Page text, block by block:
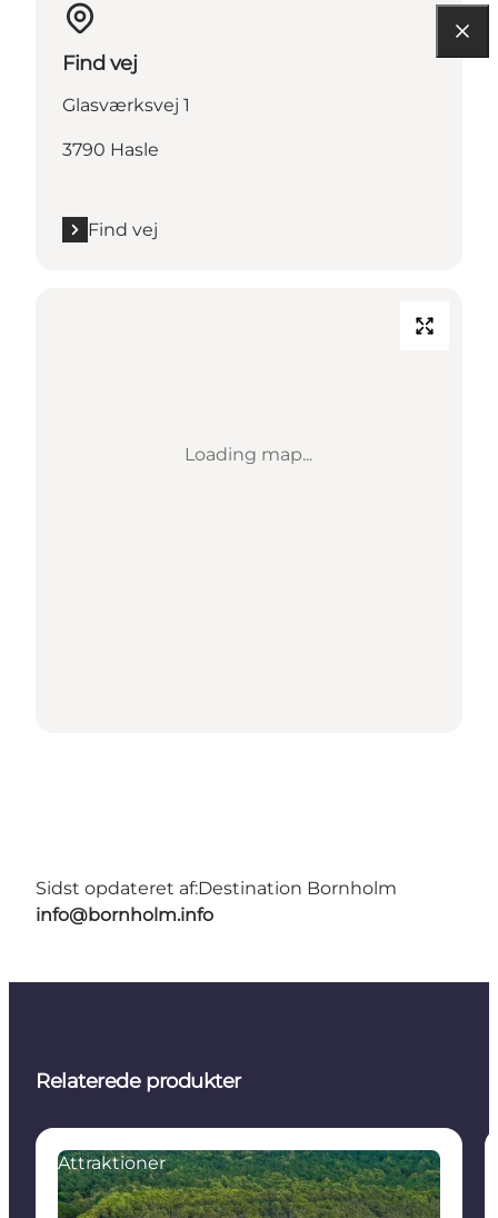
Find vej
Glasværksvej 1
3790 Hasle
Find vej
Loading map...
Sidst opdateret af:Destination Bornholm
info@bornholm.info
Relaterede produkter
Attraktioner